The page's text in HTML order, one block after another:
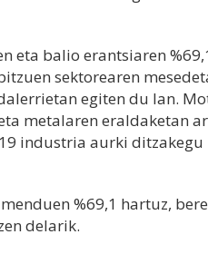
eta balio erantsiaren
sektorearen
egiten du lan.
metalaren eraldaketan
industria aurki ditzakegu
%69,1 hartuz,
delarik.